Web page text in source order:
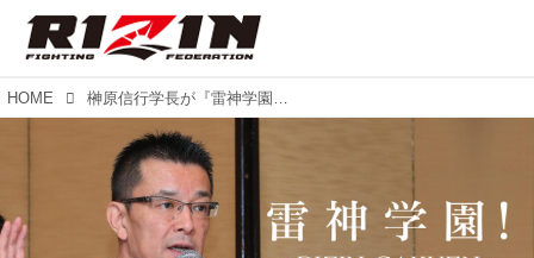
HOME 榊原信行学長が『雷神学園！』開校！ 第１期生を大募集！！